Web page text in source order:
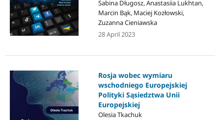
Sabina Długosz, Anastasiia Lukhtan,
Marcin Bąk, Maciej Kozłowski,
Zuzanna Cieniawska
28 April 2023
Rosja wobec wymiaru
wschodniego Europejskiej
Polityki Sąsiedztwa Unii
Europejskiej
Olesia Tkachuk